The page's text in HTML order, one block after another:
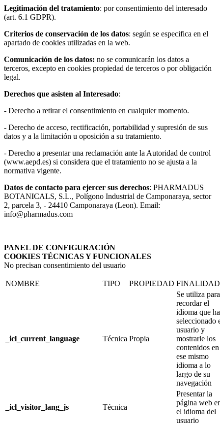
Legitimación del tratamiento: por consentimiento del interesado
(art. 6.1 GDPR).
Criterios de conservación de los datos: según se especifica en el
apartado de cookies utilizadas en la web.
Comunicación de los datos: no se comunicarán los datos a
terceros, excepto en cookies propiedad de terceros o por obligación
legal.
Derechos que asisten al Interesado:
- Derecho a retirar el consentimiento en cualquier momento.
- Derecho de acceso, rectificación, portabilidad y supresión de sus
datos y a la limitación u oposición a su tratamiento.
- Derecho a presentar una reclamación ante la Autoridad de control
(www.aepd.es) si considera que el tratamiento no se ajusta a la
normativa vigente.
Datos de contacto para ejercer sus derechos: PHARMADUS
BOTANICALS, S.L., Polígono Industrial de Camponaraya, sector
2, parcela 3, - 24410 Camponaraya (Leon). Email:
info@pharmadus.com
PANEL DE CONFIGURACIÓN
COOKIES TÉCNICAS Y FUNCIONALES
No precisan consentimiento del usuario
NOMBRE TIPO PROPIEDAD FINALIDAD
_icl_current_language Técnica Propia
Se utiliza para
recordar el
idioma que ha
seleccionado
usuario y
mostrarle los
contenidos en
ese mismo
idioma a lo
largo de su
navegación
_icl_visitor_lang_js Técnica
Presentar la
página web
el idioma del
usuario